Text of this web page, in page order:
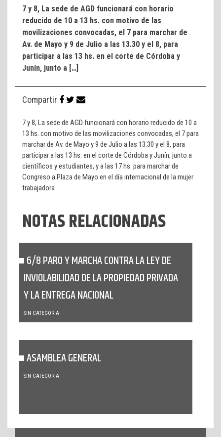
7 y 8, La sede de AGD funcionará con horario
reducido de 10 a 13 hs. con motivo de las
movilizaciones convocadas, el 7 para marchar de
Av. de Mayo y 9 de Julio a las 13.30 y el 8, para
participar a las 13 hs. en el corte de Córdoba y
Junín, junto a […]
Compartir
7 y 8, La sede de AGD funcionará con horario reducido de 10 a
13 hs. con motivo de las movilizaciones convocadas, el 7 para
marchar de Av. de Mayo y 9 de Julio a las 13.30 y el 8, para
participar a las 13 hs. en el corte de Córdoba y Junín, junto a
científicos y estudiantes, y a las 17 hs. para marchar de
Congreso a Plaza de Mayo en el día internacional de la mujer
trabajadora
NOTAS RELACIONADAS
6/8 PARO Y MARCHA CONTRA LA LEY DE
INVIOLABILIDAD DE LA PROPIEDAD PRIVADA
Y LA ENTREGA NACIONAL
SIN CATEGORIA
ASAMBLEA GENERAL
SIN CATEGORIA